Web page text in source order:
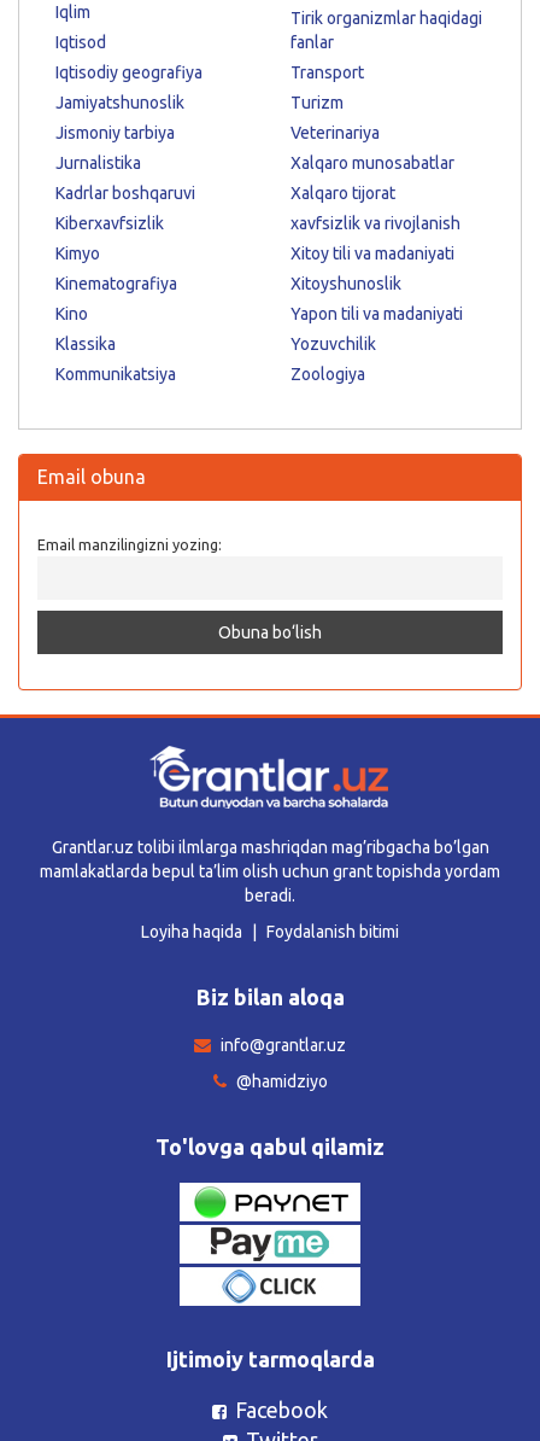
Iqlim
Iqtisod
Iqtisodiy geografiya
Jamiyatshunoslik
Jismoniy tarbiya
Jurnalistika
Kadrlar boshqaruvi
Kiberxavfsizlik
Kimyo
Kinematografiya
Kino
Klassika
Kommunikatsiya
Tirik organizmlar haqidagi
fanlar
Transport
Turizm
Veterinariya
Xalqaro munosabatlar
Xalqaro tijorat
xavfsizlik va rivojlanish
Xitoy tili va madaniyati
Xitoyshunoslik
Yapon tili va madaniyati
Yozuvchilik
Zoologiya
Email obuna
Email manzilingizni yozing:
Grantlar.uz tolibi ilmlarga mashriqdan mag’ribgacha bo’lgan
mamlakatlarda bepul ta’lim olish uchun grant topishda yordam
beradi.
Loyiha haqida
Foydalanish bitimi
Biz bilan aloqa
info@grantlar.uz
@hamidziyo
To'lovga qabul qilamiz
Ijtimoiy tarmoqlarda
Facebook